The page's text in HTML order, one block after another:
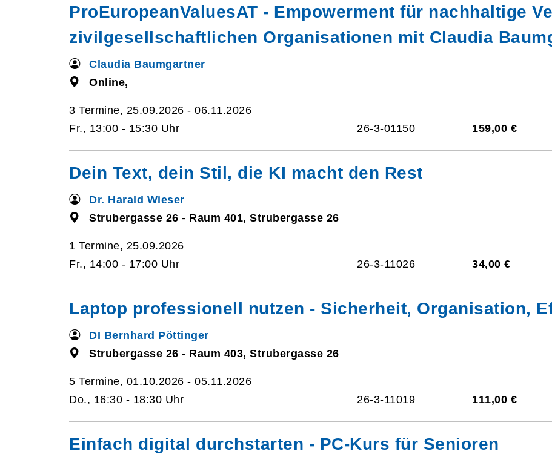
ProEuropeanValuesAT - Empowerment für nachhaltige
zivilgesellschaftlichen Organisationen mit Claudia
Claudia Baumgartner
Online,
3 Termine, 25.09.2026 - 06.11.2026
Fr., 13:00 - 15:30 Uhr
26-3-01150 159,00 €
Dein Text, dein Stil, die KI macht den Rest
Dr. Harald Wieser
Strubergasse 26 - Raum 401, Strubergasse 26
1 Termine, 25.09.2026
Fr., 14:00 - 17:00 Uhr
26-3-11026 34,00 €
Laptop professionell nutzen - Sicherheit, Organisation,
DI Bernhard Pöttinger
Strubergasse 26 - Raum 403, Strubergasse 26
5 Termine, 01.10.2026 - 05.11.2026
Do., 16:30 - 18:30 Uhr
26-3-11019 111,00 €
Einfach digital durchstarten - PC-Kurs für Senioren